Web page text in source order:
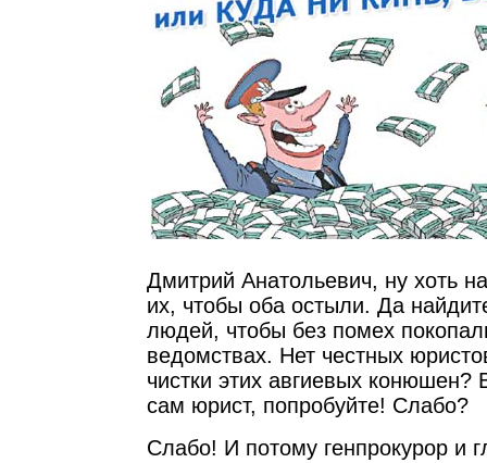
Дмитрий Анатольевич, ну хоть
их, чтобы оба остыли. Да
людей, чтобы без помех
ведомствах. Нет честных
чистки этих авгиевых
сам юрист, попробуйте! Слабо?
Слабо! И потому генпрокурор и